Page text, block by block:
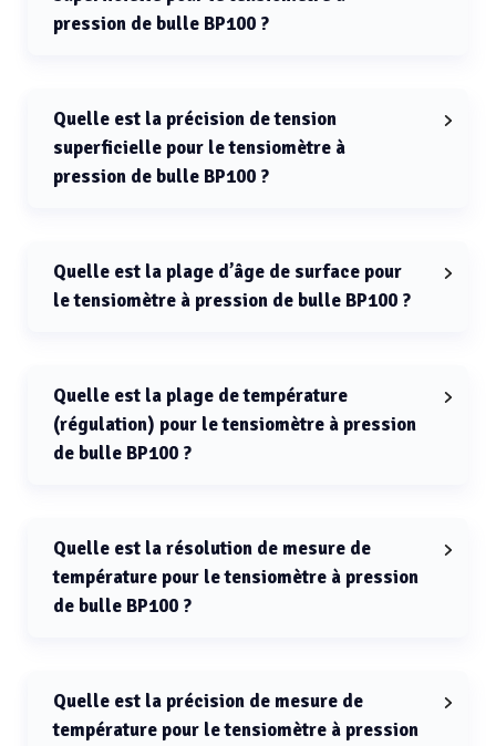
pression de bulle BP100 ?
Quelle est la précision de tension
superficielle pour le tensiomètre à
pression de bulle BP100 ?
Quelle est la plage d’âge de surface pour
le tensiomètre à pression de bulle BP100 ?
Quelle est la plage de température
(régulation) pour le tensiomètre à pression
de bulle BP100 ?
°C.
Quelle est la résolution de mesure de
température pour le tensiomètre à pression
de bulle BP100 ?
Quelle est la précision de mesure de
température pour le tensiomètre à pression